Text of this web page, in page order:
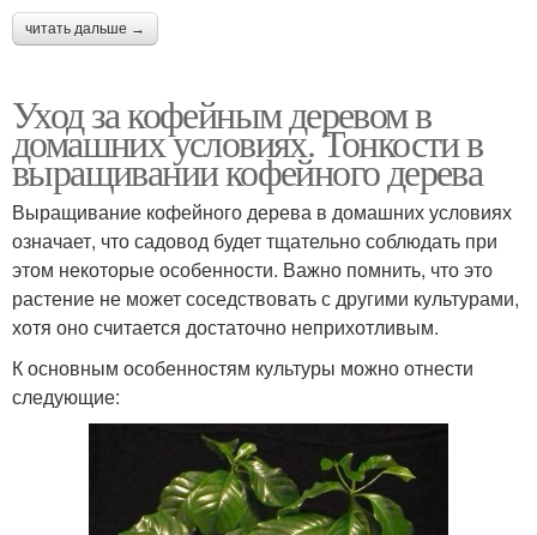
читать дальше →
Уход за кофейным деревом в
домашних условиях. Тонкости в
выращивании кофейного дерева
Выращивание кофейного дерева в домашних условиях
означает, что садовод будет тщательно соблюдать при
этом некоторые особенности. Важно помнить, что это
растение не может соседствовать с другими культурами,
хотя оно считается достаточно неприхотливым.
К основным особенностям культуры можно отнести
следующие: